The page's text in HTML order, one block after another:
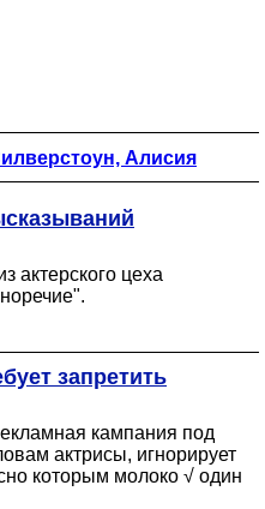
Алисия
актерского цеха
запретить
кампания под
актрисы, игнорирует
которым молоко √ один